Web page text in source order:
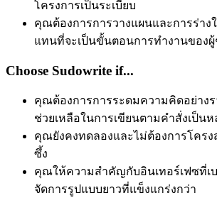
โครงการเป็นระเบียบ
คุณต้องการการวางแผนและการร่า
แทนที่จะเป็นขั้นตอนการทำงานของ
Choose Sudowrite if...
คุณต้องการการระดมความคิดอย่างร
ช่วยเหลือในการเขียนตามคำสั่งเป็นห
คุณยังคงทดลองและไม่ต้องการโครง
ซึ้ง
คุณให้ความสำคัญกับอินเทอร์เฟซที่เ
จัดการรูปแบบยาวที่แข็งแกร่งกว่า